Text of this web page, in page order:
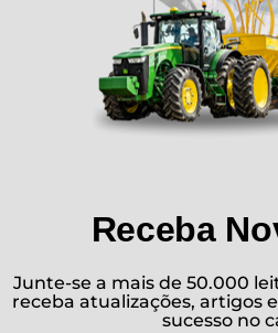
Receba
Junte-se a mais de 50.000
receba atualizações, artigos
sucesso no